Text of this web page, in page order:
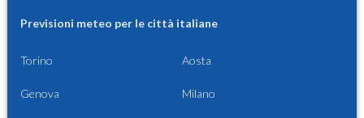
Previsioni meteo per le città italiane
Torino Aosta
Genova Milano